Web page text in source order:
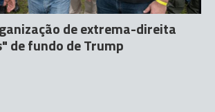
de extrema-direita
de fundo de Trump